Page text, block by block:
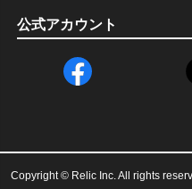
公式アカウント
Copyright © Relic Inc. All rights